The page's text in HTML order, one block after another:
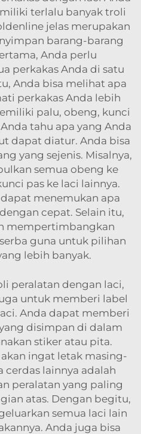
terlalu banyak troli
jelas merupakan
barang-barang
Anda perlu
perkakas Anda di satu
Anda bisa melihat apa
perkakas Anda lebih
palu, obeng, kunci
tahu apa yang Anda
dapat diatur. Anda bisa
yang sejenis. Misalnya,
semua obeng ke
pas ke laci lainnya.
menemukan apa
cepat. Selain itu,
mempertimbangkan
guna untuk pilihan
lebih banyak.
peralatan dengan laci,
untuk memberi label
Anda dapat memberi
disimpan di dalam
stiker atau pita.
ingat letak masing-
cerdas lainnya adalah
peralatan yang paling
atas. Dengan begitu,
semua laci lain
Anda juga bisa